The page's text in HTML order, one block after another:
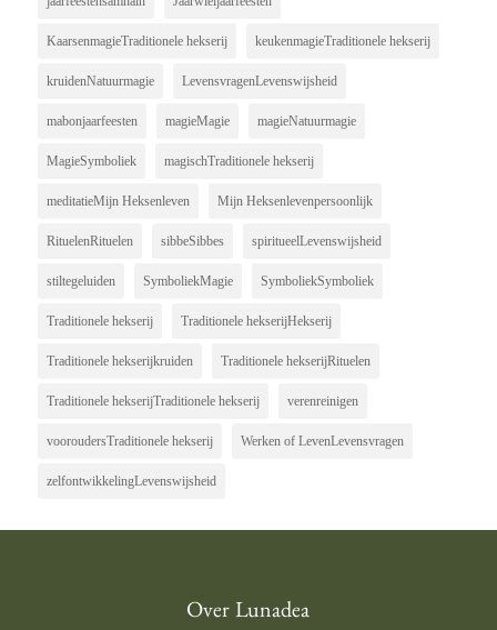
KaarsenmagieTraditionele hekserij keukenmagieTraditionele hekserij
kruidenNatuurmagie LevensvragenLevenswijsheid
mabonjaarfeesten magieMagie magieNatuurmagie
MagieSymboliek magischTraditionele hekserij
meditatieMijn Heksenleven Mijn Heksenlevenpersoonlijk
RituelenRituelen sibbeSibbes spiritueelLevenswijsheid
stiltegeluiden SymboliekMagie SymboliekSymboliek
Traditionele hekserij Traditionele hekserijHekserij
Traditionele hekserijkruiden Traditionele hekserijRituelen
Traditionele hekserijTraditionele hekserij verenreinigen
vooroudersTraditionele hekserij Werken of LevenLevensvragen
zelfontwikkelingLevenswijsheid
Over Lunadea